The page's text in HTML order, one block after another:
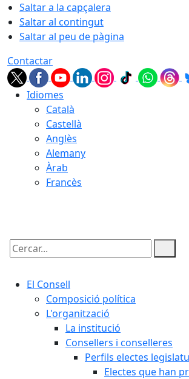
Saltar a la capçalera
Saltar al contingut
Saltar al peu de pàgina
Contactar
Idiomes
Català
Castellà
Anglès
Alemany
Àrab
Francès
Cercar:
El Consell
Composició política
L'organització
La institució
Consellers i conselleres
Perfils electes
Electes que han